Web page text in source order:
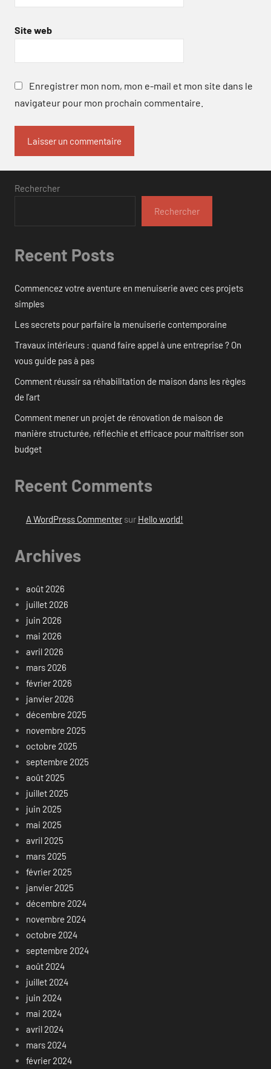
Site web
Enregistrer mon nom, mon e-mail et mon site dans le
navigateur pour mon prochain commentaire.
Rechercher
Rechercher
Recent Posts
Commencez votre aventure en menuiserie avec ces projets
simples
Les secrets pour parfaire la menuiserie contemporaine
Travaux intérieurs : quand faire appel à une entreprise ? On
vous guide pas à pas
Comment réussir sa réhabilitation de maison dans les règles
de l’art
Comment mener un projet de rénovation de maison de
manière structurée, réfléchie et efficace pour maîtriser son
budget
Recent Comments
A WordPress Commentersur Hello world!
Archives
août 2026
juillet 2026
juin 2026
mai 2026
avril 2026
mars 2026
février 2026
janvier 2026
décembre 2025
novembre 2025
octobre 2025
septembre 2025
août 2025
juillet 2025
juin 2025
mai 2025
avril 2025
mars 2025
février 2025
janvier 2025
décembre 2024
novembre 2024
octobre 2024
septembre 2024
août 2024
juillet 2024
juin 2024
mai 2024
avril 2024
mars 2024
février 2024